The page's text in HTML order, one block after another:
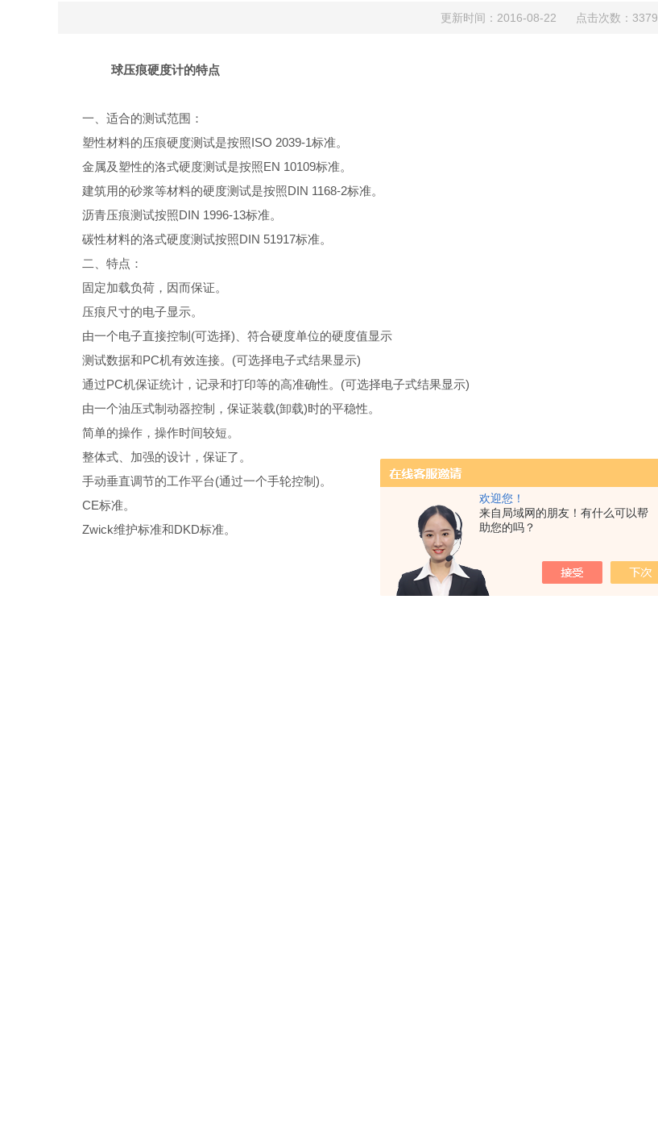
欢迎您！
来自局域网的朋友！有什么可以帮
助您的吗？
更新时间：2016-08-22 点击次数：3379
球压痕硬度计的特点
一、适合的测试范围：
塑性材料的压痕硬度测试是按照ISO 2039-1标准。
金属及塑性的洛式硬度测试是按照EN 10109标准。
建筑用的砂浆等材料的硬度测试是按照DIN 1168-2标准。
沥青压痕测试按照DIN 1996-13标准。
碳性材料的洛式硬度测试按照DIN 51917标准。
二、特点：
固定加载负荷，因而保证。
压痕尺寸的电子显示。
由一个电子直接控制(可选择)、符合硬度单位的硬度值显示
测试数据和PC机有效连接。(可选择电子式结果显示)
通过PC机保证统计，记录和打印等的高准确性。(可选择电子式结果显示)
由一个油压式制动器控制，保证装载(卸载)时的平稳性。
简单的操作，操作时间较短。
整体式、加强的设计，保证了。
手动垂直调节的工作平台(通过一个手轮控制)。
CE标准。
Zwick维护标准和DKD标准。